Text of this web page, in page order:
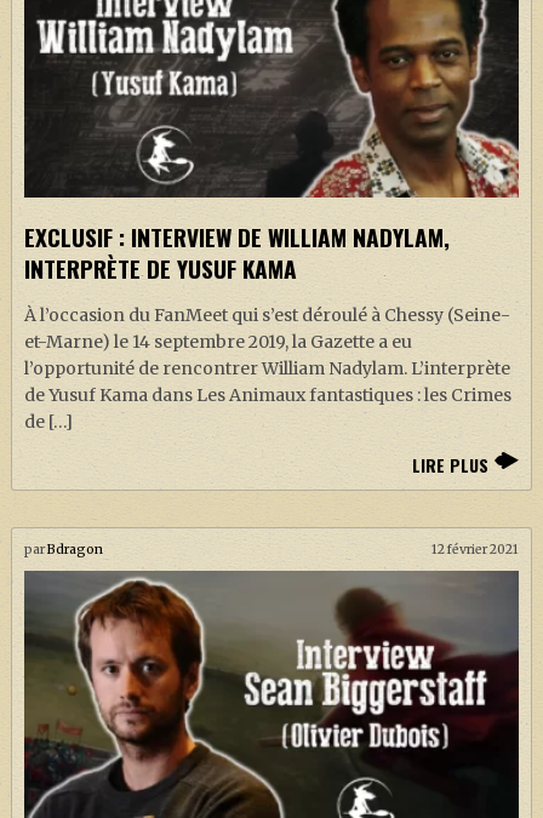
EXCLUSIF : INTERVIEW DE WILLIAM NADYLAM,
INTERPRÈTE DE YUSUF KAMA
À l’occasion du FanMeet qui s’est déroulé à Chessy (Seine-
et-Marne) le 14 septembre 2019, la Gazette a eu
l’opportunité de rencontrer William Nadylam. L’interprète
de Yusuf Kama dans Les Animaux fantastiques : les Crimes
de […]
LIRE PLUS
parBdragon 12 février 2021